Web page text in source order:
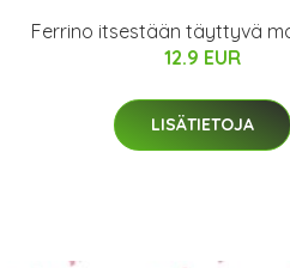
Ferrino itsestään täyttyvä
12.9 EUR
LISÄTIETOJA